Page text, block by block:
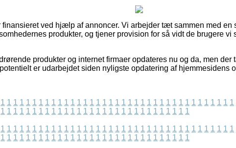
finansieret ved hjælp af annoncer. Vi arbejder tæt sammen med en
produkter, og tjener provision for så vidt de brugere vi
produkter og internet firmaer opdateres nu og da, men der
er udarbejdet siden nyligste opdatering af hjemmesidens
1 1 1 1 1 1 1 1 1 1 1 1 1 1 1 1 1 1 1 1 1 1 1 1 1 1 1 1 1 1 1 1 1 1 1 1 1
1 1 1 1 1 1 1 1 1 1 1 1 1 1 1 1 1 1 1 1 1 1 1 1 1 1 1 1 1 1
1 1 1 1 1 1 1 1 1 1 1 1 1 1 1 1 1 1 1 1 1 1 1 1 1 1 1 1 1 1 1 1 1 1 1 1 1
1 1 1 1 1 1 1 1 1 1 1 1 1 1 1 1 1 1 1 1 1 1 1 1 1 1 1 1 1 1